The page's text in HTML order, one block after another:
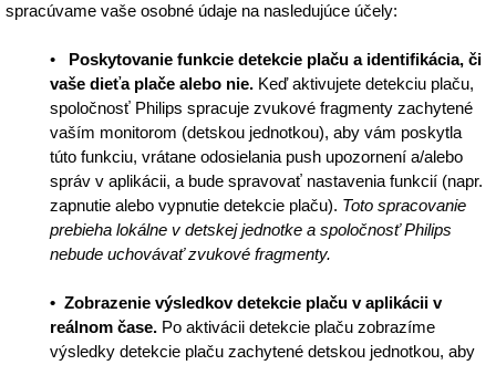
spracúvame vaše osobné údaje na nasledujúce účely:
• Poskytovanie funkcie detekcie plaču a identifikácia, či
vaše dieťa plače alebo nie. Keď aktivujete detekciu plaču,
spoločnosť Philips spracuje zvukové fragmenty zachytené
vaším monitorom (detskou jednotkou), aby vám poskytla
túto funkciu, vrátane odosielania push upozornení a/alebo
správ v aplikácii, a bude spravovať nastavenia funkcií (napr.
zapnutie alebo vypnutie detekcie plaču). Toto spracovanie
prebieha lokálne v detskej jednotke a spoločnosť Philips
nebude uchovávať zvukové fragmenty.
• Zobrazenie výsledkov detekcie plaču v aplikácii v
reálnom čase. Po aktivácii detekcie plaču zobrazíme
výsledky detekcie plaču zachytené detskou jednotkou, aby